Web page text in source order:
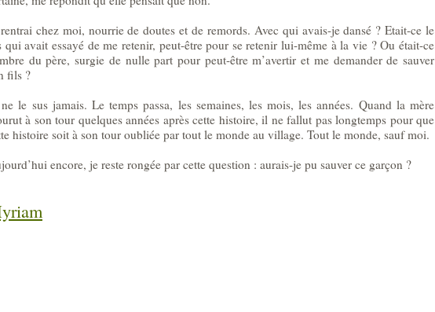
chez moi, nourrie de doutes et de remords. Avec qui avais-je dansé ? Etait-ce le
qui avait essayé de me retenir, peut-être pour se retenir lui-même à la vie ? Ou était-ce
du père, surgie de nulle part pour peut-être m’avertir et me demander de sauver
fils ?
le sus jamais. Le temps passa, les semaines, les mois, les années. Quand la mère
à son tour quelques années après cette histoire, il ne fallut pas longtemps pour que
histoire soit à son tour oubliée par tout le monde au village. Tout le monde, sauf moi.
encore, je reste rongée par cette question : aurais-je pu sauver ce garçon ?